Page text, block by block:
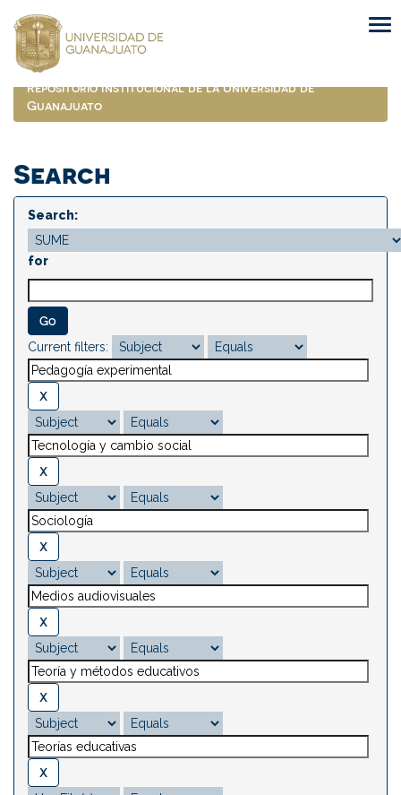
navigation
Repositorio Institucional de la Universidad de
Guanajuato
Search
Search:
for
Current filters: